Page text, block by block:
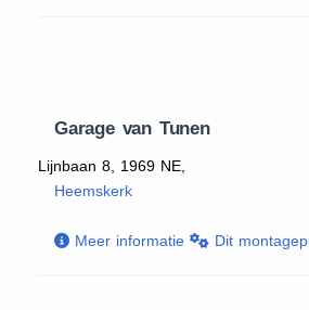
Garage van Tunen
Lijnbaan 8, 1969 NE,
Heemskerk
Meer informatie Dit